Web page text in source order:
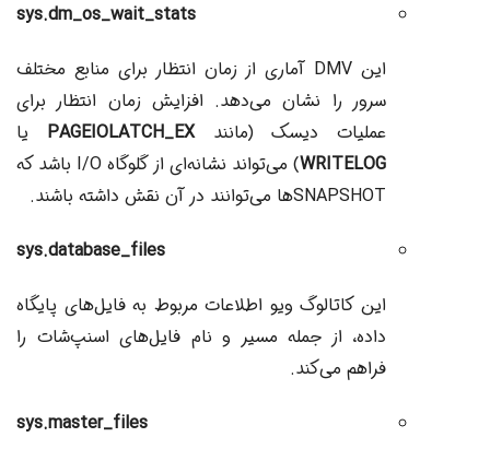
sys.dm_os_wait_stats
این DMV آماری از زمان انتظار برای منابع مختلف
سرور را نشان می‌دهد. افزایش زمان انتظار برای
عملیات دیسک (مانندPAGEIOLATCH_EX یا
WRITELOG
) می‌تواند نشانه‌ای از گلوگاه I/O باشد که
SNAPSHOTها می‌توانند در آن نقش داشته باشند.
sys.database_files
این کاتالوگ ویو اطلاعات مربوط به فایل‌های پایگاه
داده، از جمله مسیر و نام فایل‌های اسنپ‌شات را
فراهم می‌کند.
sys.master_files